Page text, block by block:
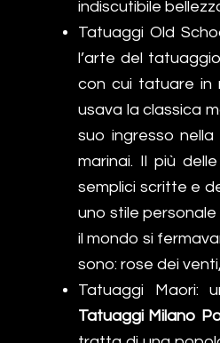
indiscutibile
Tatuaggi Old
l’arte del
con cui tatuare in
usava la classica
suo ingresso
marinai. Il più
semplici scritte e
uno stile
il mondo si
sono: rose dei
Tatuaggi Maori:
Tatuaggi Milano